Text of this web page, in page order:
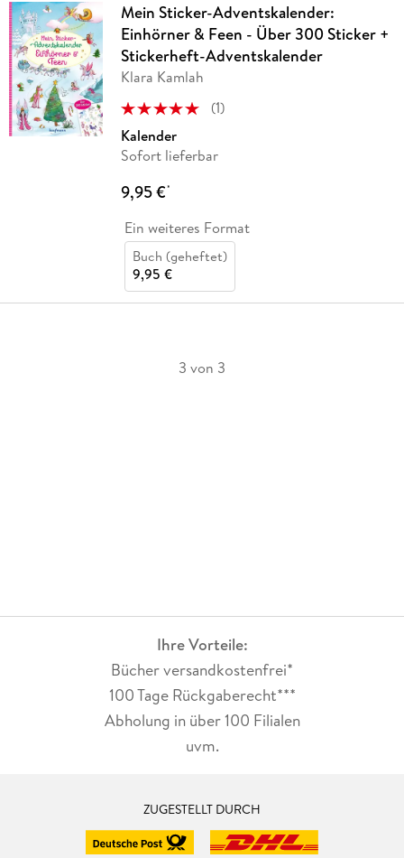
Mein Sticker-Adventskalender:
Einhörner & Feen - Über 300 Sticker +
Stickerheft-Adventskalender
Klara Kamlah
(1)
Kalender
Sofort lieferbar
9,95 €*
Ein weiteres Format
Buch (geheftet)
9,95 €
3 von 3
Ihre Vorteile:
Bücher versandkostenfrei*
100 Tage Rückgaberecht***
Abholung in über 100 Filialen
uvm.
ZUGESTELLT DURCH